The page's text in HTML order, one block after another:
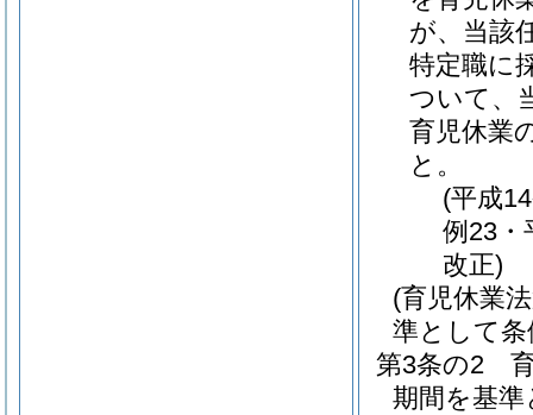
が、当該
特定職に
ついて、
育児休業
と。
(平成
例23・
改正)
(育児休業
準として
第3条の2
期間を基